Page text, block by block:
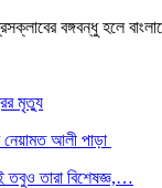
বঙ্গবন্ধু হলে
মৃত্যু
নেয়ামত আলী পাড়া
তবুও তারা বিশেষজ্ঞ,…